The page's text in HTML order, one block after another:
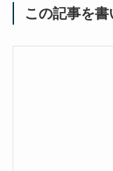
この記事を書